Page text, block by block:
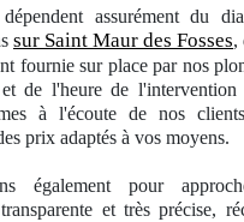
assurément du
sur Saint Maur des Fosses,
fournie sur place par nos
de l'heure de l'intervention
à l'écoute de nos
prix adaptés à vos moyens.
également pour
et très précise,